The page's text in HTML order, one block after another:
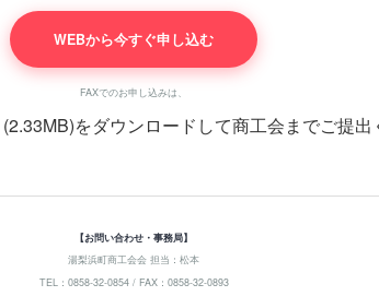
WEBから今すぐ申し込む
FAXでのお申し込みは、
(2.33MB)をダウンロードして商工会までご提出
【お問い合わせ・事務局】
湯梨浜町商工会会 担当：松本
TEL：0858-32-0854 / FAX：0858-32-0893